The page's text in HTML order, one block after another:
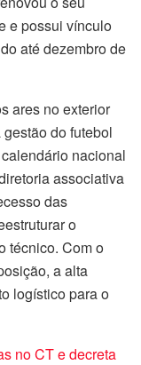
e possui vínculo
até dezembro de
ares no exterior
do futebol
nacional
associativa
das
o
técnico. Com o
a alta
logístico para o
no CT e decreta